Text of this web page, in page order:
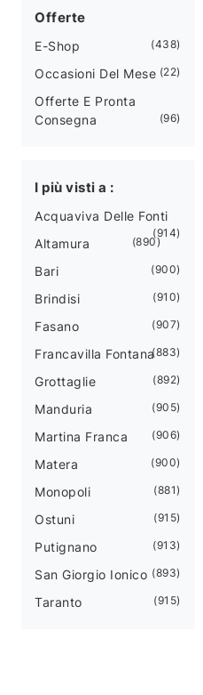
Offerte
E-Shop 438
Occasioni Del Mese 22
Offerte E Pronta
Consegna
96
I più visti a :
Acquaviva Delle Fonti
914
Altamura 890
Bari 900
Brindisi 910
Fasano 907
Francavilla Fontana883
Grottaglie 892
Manduria 905
Martina Franca 906
Matera 900
Monopoli 881
Ostuni 915
Putignano 913
San Giorgio Ionico 893
Taranto 915